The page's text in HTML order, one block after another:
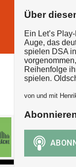
Über
Ein Let’s
Auge, das
spielen DSA
Reihenfolge
spielen.
von und mit